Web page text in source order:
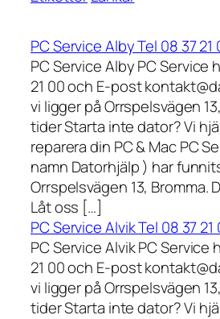
PC Service Alby Tel 08 37 21
PC Service Alby PC Service
21 00 och E-post
vi ligger på Orrspelsvägen
tider Starta inte dator? Vi
reparera din PC & Mac PC
namn Datorhjälp ) har
Orrspelsvägen 13, Bromma.
Låt oss […]
PC Service Alvik Tel 08 37 21
PC Service Alvik PC Service
21 00 och E-post
vi ligger på Orrspelsvägen
tider Starta inte dator? Vi